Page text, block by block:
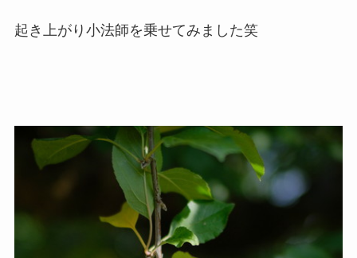
起き上がり小法師を乗せてみました笑